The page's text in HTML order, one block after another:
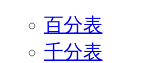
百分表
千分表